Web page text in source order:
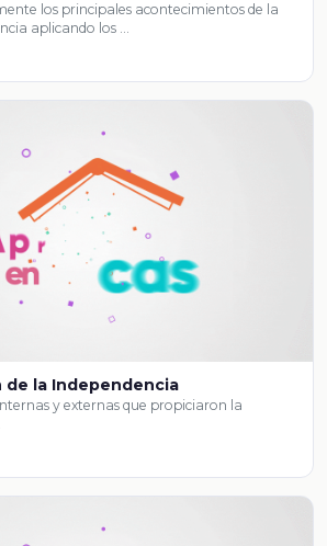
los principales acontecimientos de la
aplicando los …
de la Independencia
y externas que propiciaron la